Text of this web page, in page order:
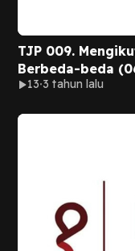
TJP 009.
Berbeda-beda
13 3 tahun lalu